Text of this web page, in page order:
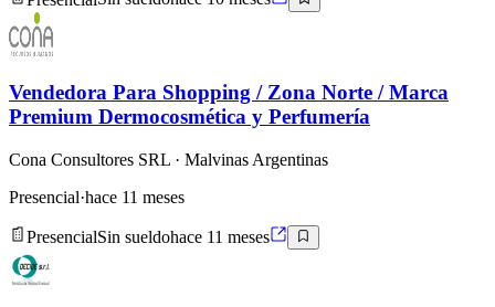
Vendedora Para Shopping / Zona Norte / Marca
Premium Dermocosmética y Perfumería
Cona Consultores SRL · Malvinas Argentinas
Presencial·hace 11 meses
PresencialSin sueldohace 11 meses